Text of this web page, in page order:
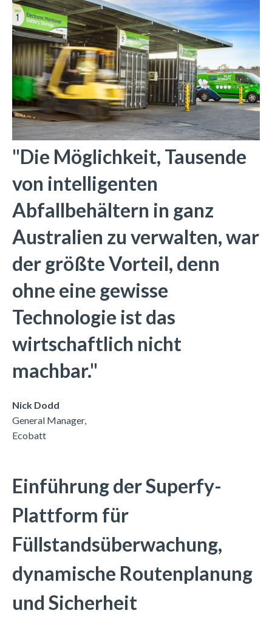
"Die Möglichkeit, Tausende
von intelligenten
Abfallbehältern in ganz
Australien zu verwalten, war
der größte Vorteil, denn
ohne eine gewisse
Technologie ist das
wirtschaftlich nicht
machbar."
Nick Dodd
General Manager,
Ecobatt
Einführung der Superfy-
Plattform für
Füllstandsüberwachung,
dynamische Routenplanung
und Sicherheit